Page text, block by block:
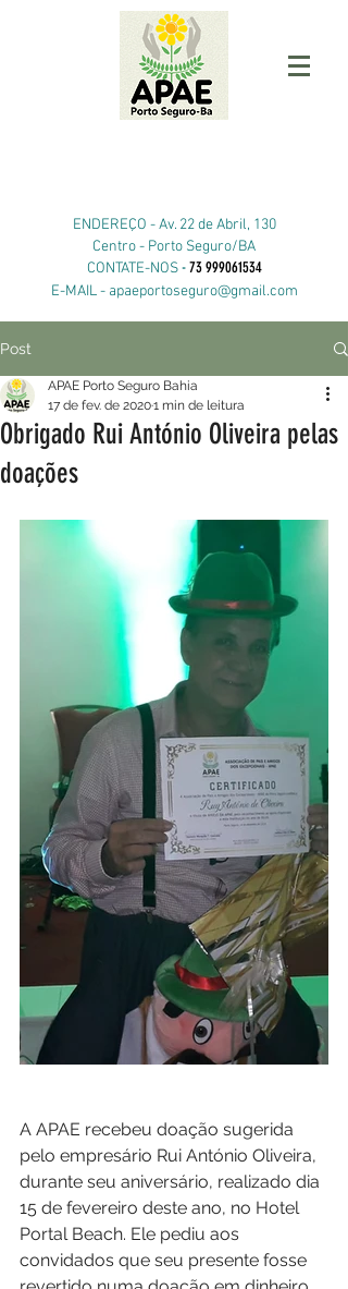
ENDEREÇO -Av. 22 de Abril, 130
Centro - Porto Seguro/BA
CONTATE-NOS- 73 999061534
E-MAIL - apaeportoseguro@gmail.com
Post
Obrigado Rui António Oliveira pelas
doações
APAE Porto Seguro Bahia
17 de fev. de 20201 min de leitura
A APAE recebeu doação sugerida
pelo empresário Rui António Oliveira,
durante seu aniversário, realizado dia
15 de fevereiro deste ano, no Hotel
Portal Beach. Ele pediu aos
convidados que seu presente fosse